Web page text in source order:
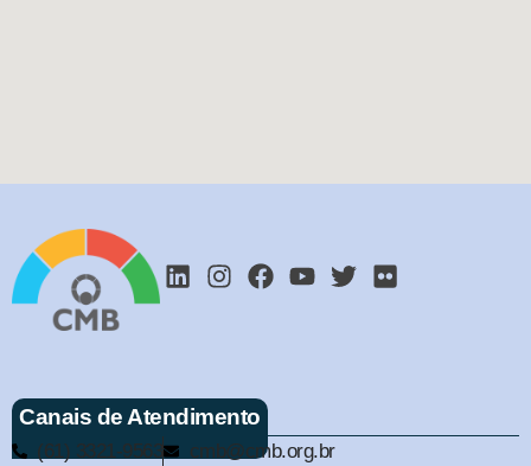
Canais de Atendimento
(61) 3321-9563 cmb@cmb.org.br